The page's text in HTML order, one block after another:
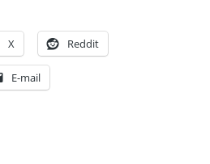
X Reddit
E-mail